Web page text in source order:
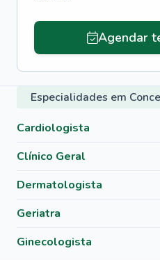
Agendar
Especialidades em
Cardiologista
Clínico Geral
Dermatologista
Geriatra
Ginecologista